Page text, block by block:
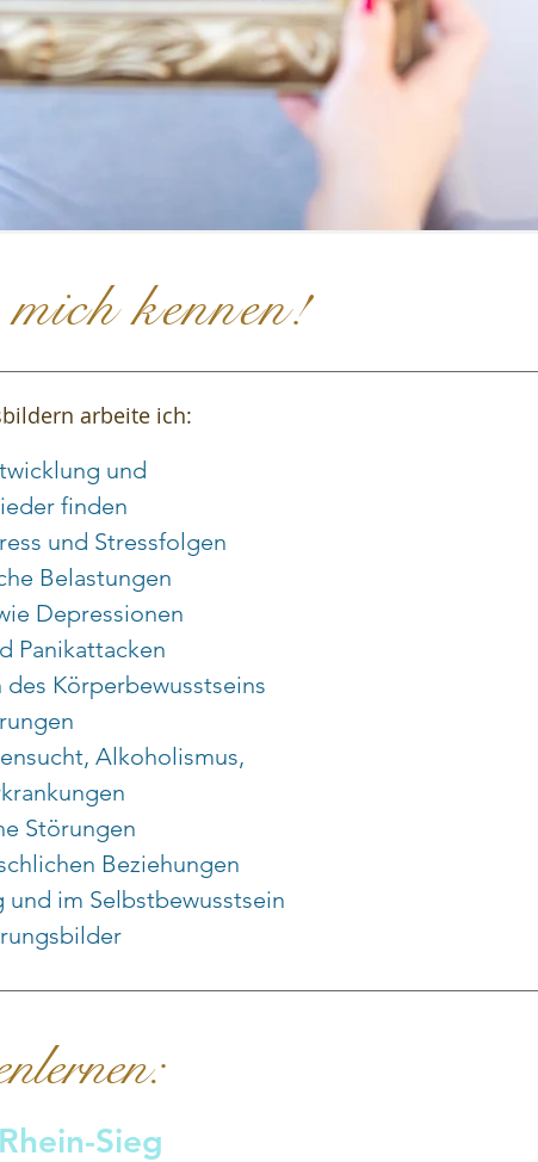
Kontaktformular
arbeite ich:
und
finden
und Stressfolgen
Belastungen
Depressionen
Panikattacken
Körperbewusstseins
Alkoholismus,
Störungen
Beziehungen
im Selbstbewusstsein
Sieg
kennen!